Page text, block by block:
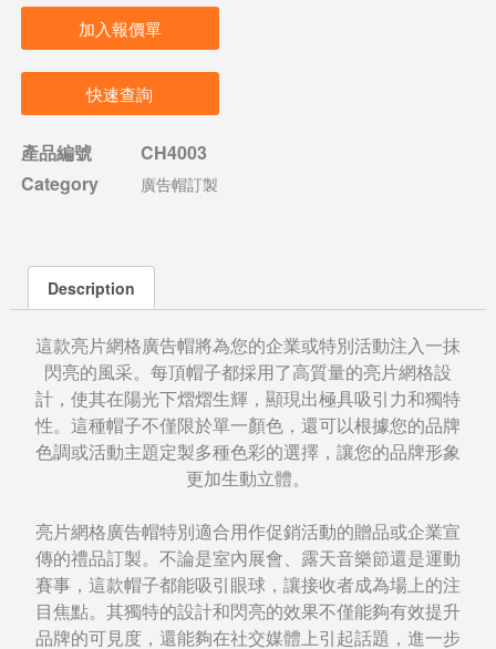
加入報價單
快速查詢
產品編號
CH4003
Category
廣告帽訂製
Description
這款亮片網格廣告帽將為您的企業或特別活動注入一抹
閃亮的風采。每頂帽子都採用了高質量的亮片網格設
計，使其在陽光下熠熠生輝，顯現出極具吸引力和獨特
性。這種帽子不僅限於單一顏色，還可以根據您的品牌
色調或活動主題定製多種色彩的選擇，讓您的品牌形象
更加生動立體。
亮片網格廣告帽特別適合用作促銷活動的贈品或企業宣
傳的禮品訂製。不論是室內展會、露天音樂節還是運動
賽事，這款帽子都能吸引眼球，讓接收者成為場上的注
目焦點。其獨特的設計和閃亮的效果不僅能夠有效提升
品牌的可見度，還能夠在社交媒體上引起話題，進一步